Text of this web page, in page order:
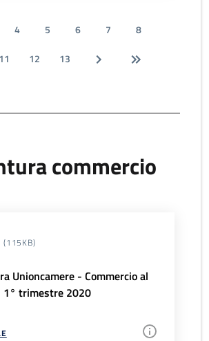
4 5 6 7
8
11 12 13
commercio
(115KB)
Unioncamere - Commercio al
trimestre 2020